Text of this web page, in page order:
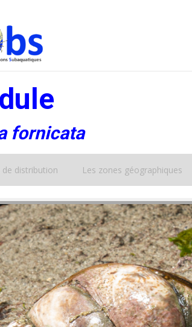
fornicata
de distribution Les zones géographiques